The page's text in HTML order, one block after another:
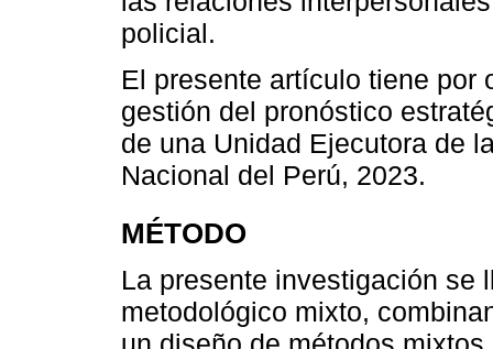
policial.
El presente artículo tiene por
gestión del pronóstico
de una Unidad Ejecutora de
Nacional del Perú, 2023.
MÉTODO
La presente investigación se
metodológico mixto,